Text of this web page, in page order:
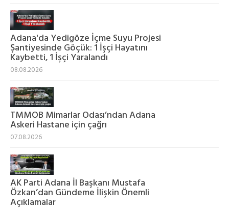
Adana'da Yedigöze İçme Suyu Projesi
Şantiyesinde Göçük: 1 İşçi Hayatını
Kaybetti, 1 İşçi Yaralandı
08.08.2026
TMMOB Mimarlar Odası’ndan Adana
Askeri Hastane için çağrı
07.08.2026
AK Parti Adana İl Başkanı Mustafa
Özkan’dan Gündeme İlişkin Önemli
Açıklamalar